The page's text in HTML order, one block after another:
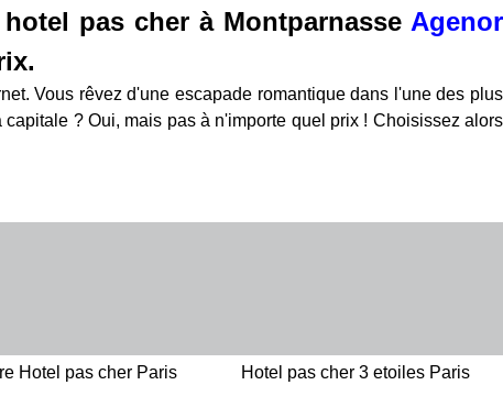
pas cher à Montparnasse Agenor
Vous rêvez d'une escapade romantique dans l'une des plus
? Oui, mais pas à n'importe quel prix ! Choisissez alors
Hotel pas cher Paris Hotel pas cher 3 etoiles Paris